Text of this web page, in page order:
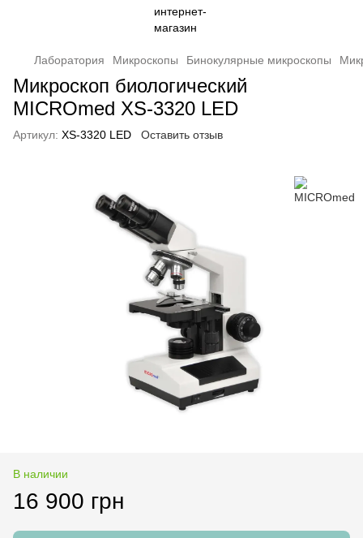
Лаборатория Микроскопы Бинокулярные микроскопы
Микроскоп биологический
MICROmed XS-3320 LED
Артикул: XS-3320 LED Оставить отзыв
В наличии
16 900 грн